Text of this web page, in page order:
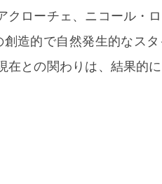
クローチェ、ニコール・
造的で自然発生的なス
在との関わりは、結果的